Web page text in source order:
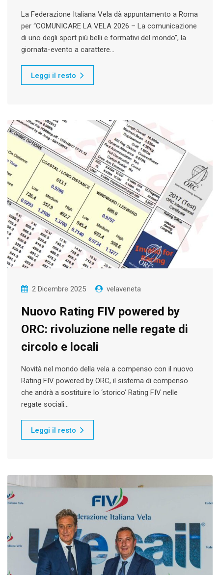
La Federazione Italiana Vela dà appuntamento a Roma
per “COMUNICARE LA VELA 2026 – La comunicazione
di uno degli sport più belli e formativi del mondo”, la
giornata-evento a carattere…
Leggi il resto
2 Dicembre 2025 velaveneta
Nuovo Rating FIV powered by
ORC: rivoluzione nelle regate di
circolo e locali
Novità nel mondo della vela a compenso con il nuovo
Rating FIV powered by ORC, il sistema di compenso
che andrà a sostituire lo ‘storico’ Rating FIV nelle
regate sociali…
Leggi il resto